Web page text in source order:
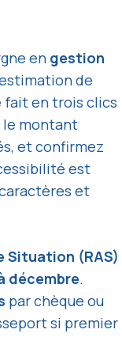
en gestion
de
fait en trois clics
le montant
et confirmez
est
et
Situation (RAS)
décembre.
par chèque ou
si premier